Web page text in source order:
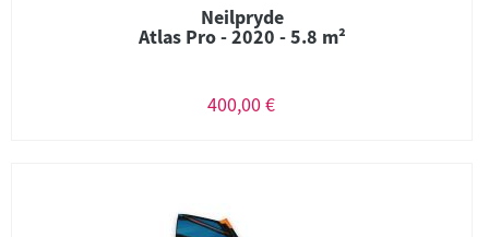
Neilpryde
Atlas Pro - 2020 - 5.8 m²
400,00 €